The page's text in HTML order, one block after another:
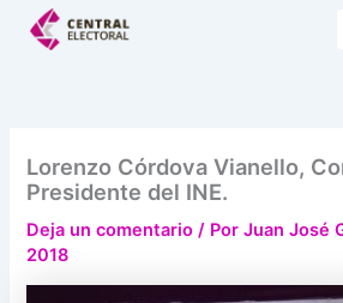
Lorenzo Córdova Vianello,
Presidente del INE.
Deja un comentario / PorJuan José
2018